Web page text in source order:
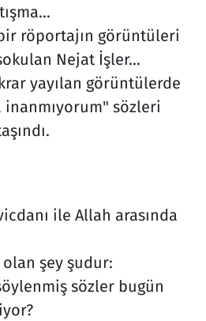
röportajın görüntüleri
Nejat İşler...
yayılan görüntülerde
sözleri
ile Allah arasında
şey şudur:
sözler bugün